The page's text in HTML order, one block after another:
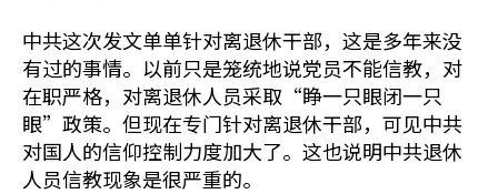
中共这次发文单单针对离退休干部，这是多年来没
有过的事情。以前只是笼统地说党员不能信教，对
在职严格，对离退休人员采取“睁一只眼闭一只
眼”政策。但现在专门针对离退休干部，可见中共
对国人的信仰控制力度加大了。这也说明中共退休
人员信教现象是很严重的。